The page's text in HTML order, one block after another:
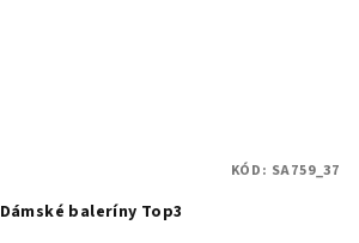
Dámské baleríny Top3
KÓD: SA759_37